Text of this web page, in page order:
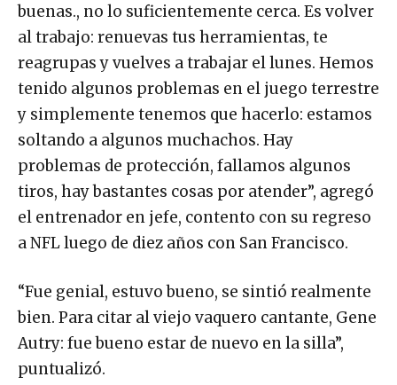
buenas., no lo suficientemente cerca. Es volver
al trabajo: renuevas tus herramientas, te
reagrupas y vuelves a trabajar el lunes. Hemos
tenido algunos problemas en el juego terrestre
y simplemente tenemos que hacerlo: estamos
soltando a algunos muchachos. Hay
problemas de protección, fallamos algunos
tiros, hay bastantes cosas por atender”, agregó
el entrenador en jefe, contento con su regreso
a NFL luego de diez años con San Francisco.
“Fue genial, estuvo bueno, se sintió realmente
bien. Para citar al viejo vaquero cantante, Gene
Autry: fue bueno estar de nuevo en la silla”,
puntualizó.